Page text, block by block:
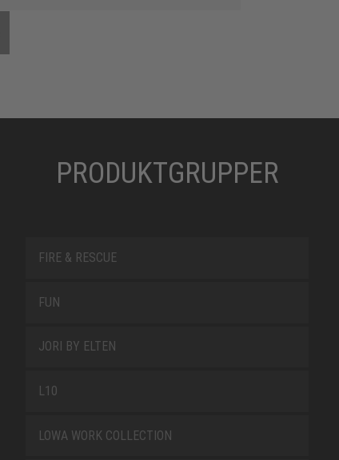
PRODUKTGRUPPER
FIRE & RESCUE
FUN
JORI BY ELTEN
L10
LOWA WORK COLLECTION